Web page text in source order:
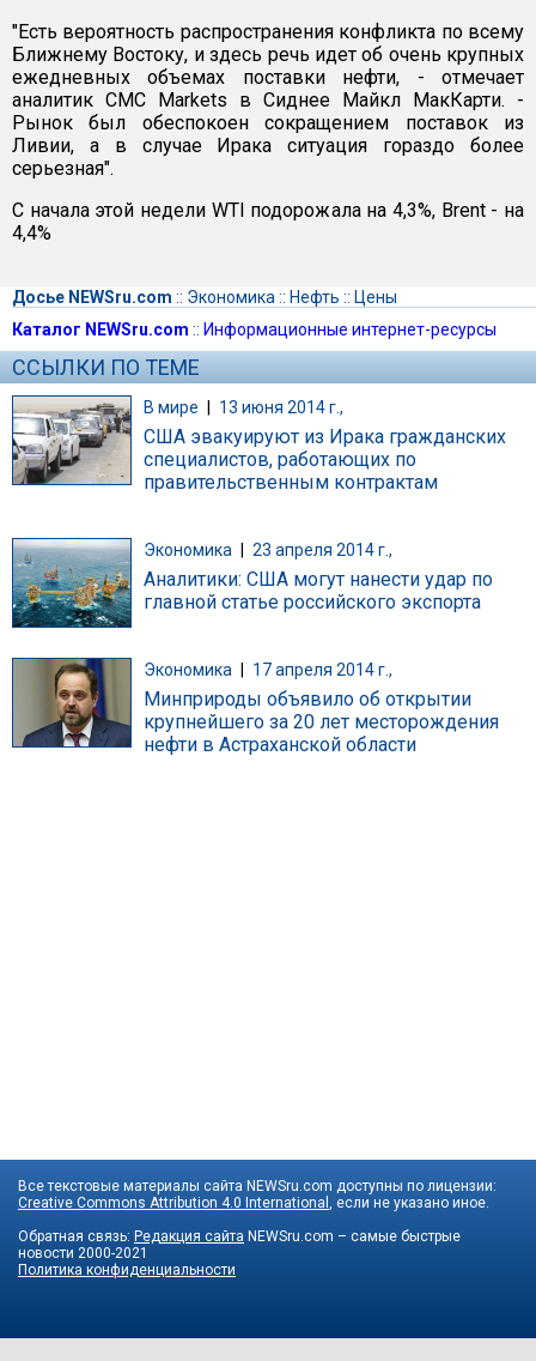
"Есть вероятность распространения конфликта по всему
Ближнему Востоку, и здесь речь идет об очень крупных
ежедневных объемах поставки нефти, - отмечает
аналитик CMC Markets в Сиднее Майкл МакКарти. -
Рынок был обеспокоен сокращением поставок из
Ливии, а в случае Ирака ситуация гораздо более
серьезная".
С начала этой недели WTI подорожала на 4,3%, Brent - на
4,4%
Досье NEWSru.com :: Экономика :: Нефть :: Цены
Каталог NEWSru.com :: Информационные интернет-ресурсы
ССЫЛКИ ПО ТЕМЕ
В мире | 13 июня 2014 г.,
США эвакуируют из Ирака гражданских
специалистов, работающих по
правительственным контрактам
Экономика 23 апреля 2014 г.,
Аналитики: США могут нанести удар по
главной статье российского экспорта
Экономика 17 апреля 2014 г.,
Минприроды объявило об открытии
крупнейшего за 20 лет месторождения
нефти в Астраханской области
Все текстовые материалы сайта NEWSru.com доступны по лицензии:
Creative Commons Attribution 4.0 International , если не указано иное.
Обратная связь: Редакция сайта NEWSru.com – самые быстрые
новости 2000-2021
Политика конфиденциальности